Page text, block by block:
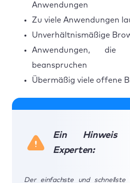
Anwendungen
Zu viele Anwendungen
Unverhältnismäßige
Anwendungen, die
beanspruchen
Übermäßig viele offene
Ein Hinweis
Experten:
Der einfachste und